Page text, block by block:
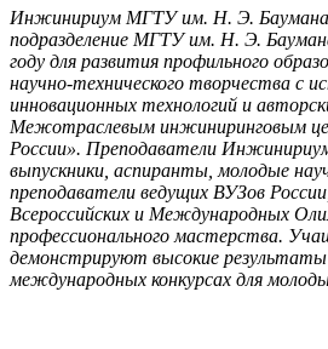
Инжинириум МГТУ им. Н. Э.
подразделение МГТУ им. Н. Э.
году для развития профильного
научно-технического творчества с
инновационных технологий и
Межотраслевым инжиниринговым
России». Преподаватели
выпускники, аспиранты, молодые
преподаватели ведущих ВУЗов
Всероссийских и Международных
профессионального мастерства.
демонстрируют высокие результаты
международных конкурсах для